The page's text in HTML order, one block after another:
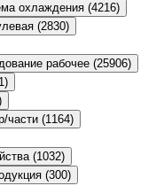
охлаждения (4216)
(2830)
рабочее (25906)
части (1164)
(1032)
(300)